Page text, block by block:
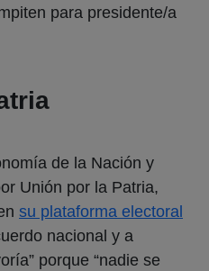
para presidente/a
de la Nación y
Unión por la Patria,
su plataforma electoral
nacional y a
porque “nadie se